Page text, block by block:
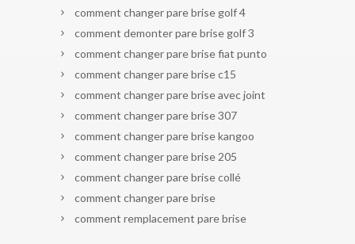
comment changer pare brise golf 4
comment demonter pare brise golf 3
comment changer pare brise fiat punto
comment changer pare brise c15
comment changer pare brise avec joint
comment changer pare brise 307
comment changer pare brise kangoo
comment changer pare brise 205
comment changer pare brise collé
comment changer pare brise
comment remplacement pare brise